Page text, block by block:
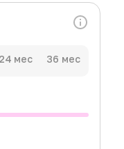
24 мес 36 мес